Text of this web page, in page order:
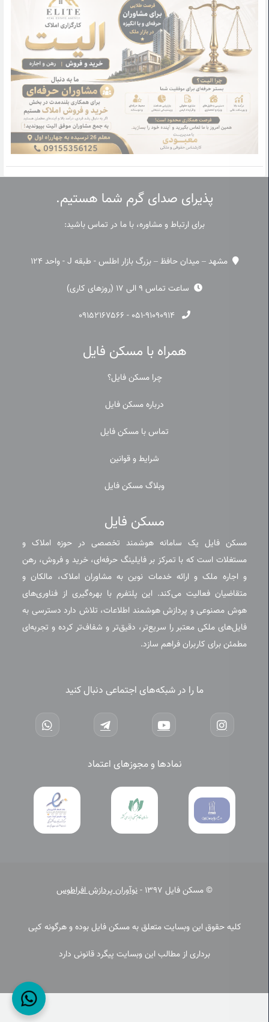
پذیرای صدای گرم شما هستیم.
برای ارتباط و مشاوره، با ما در تماس باشید:
مشهد – میدان حافظ – بزرگ بازار اطلس - طبقه J - واحد 124
ساعت تماس 9 الی 17 (روزهای کاری)
۰۵۱-۹۱۰۹۰۹۱۴ - ۰۹۱۵۲۱۶۷۵۶۶
همراه با مسکن فایل
چرا مسکن فایل؟
درباره مسکن فایل
تماس با مسکن فایل
شرایط و قوانین
وبلاگ مسکن فایل
مسکن فایل
مسکن فایل یک سامانه هوشمند تخصصی در حوزه املاک و
مستغلات است که با تمرکز بر فایلینگ حرفه‌ای، خرید و فروش، رهن
و اجاره ملک و ارائه خدمات نوین به مشاوران املاک، مالکان و
متقاضیان فعالیت می‌کند. این پلتفرم با بهره‌گیری از فناوری‌های
هوش مصنوعی و پردازش هوشمند اطلاعات، تلاش دارد دسترسی به
فایل‌های ملکی معتبر را سریع‌تر، دقیق‌تر و شفاف‌تر کرده و تجربه‌ای
مطمئن برای کاربران فراهم سازد.
ما را در شبکه‌های اجتماعی دنبال کنید
نمادها و مجوزهای اعتماد
© مسکن فایل 1397 - نوآوران پردازش افراطوس
کلیه حقوق این وبسایت متعلق به مسکن فایل بوده و هرگونه کپی
برداری از مطالب این وبسایت پیگرد قانونی دارد